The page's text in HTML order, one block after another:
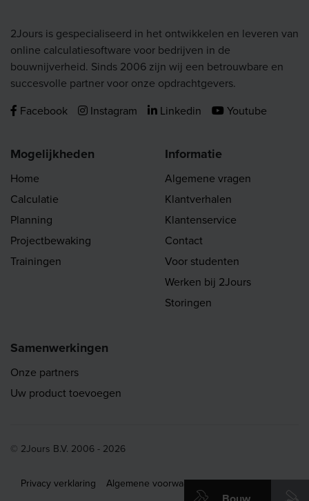
2Jours is gespecialiseerd in het ontwikkelen en leveren van
online calculatiesoftware voor bedrijven in de
bouwnijverheid. Sinds 2006 zijn wij een betrouwbare en
succesvolle partner voor onze opdrachtgevers.
Facebook
Instagram Linkedin Youtube
Mogelijkheden
Home
Calculatie
Planning
Projectbewaking
Trainingen
Informatie
Algemene vragen
Klantverhalen
Klantenservice
Contact
Voor studenten
Werken bij 2Jours
Storingen
Samenwerkingen
Onze partners
Uw product toevoegen
© 2Jours B.V. 2006 - 2026
Privacy verklaring Algemene voorwaarden Disclaimer